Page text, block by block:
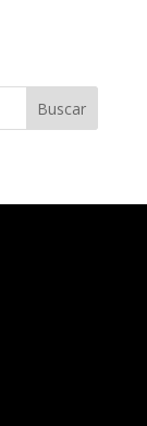
Buscar